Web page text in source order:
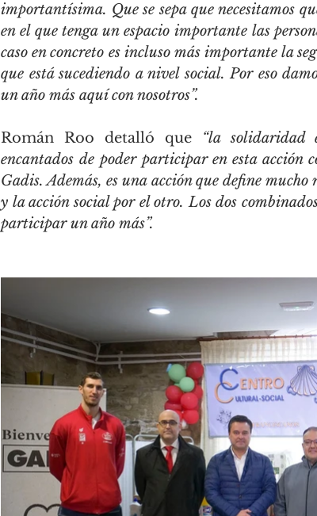
importantísima. Que se sepa que necesitamos
en el que tenga un espacio importante las
caso en concreto es incluso más importante la
que está sucediendo a nivel social. Por eso
un año más aquí con nosotros”.
Román Roo detalló que
“la solidaridad
encantados de poder participar en esta
Gadis. Además, es una acción que define
y la acción social por el otro. Los dos
participar un año más”.